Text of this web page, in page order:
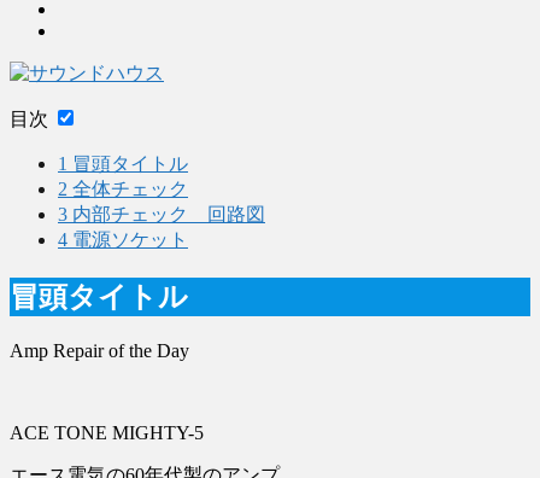
目次
1 冒頭タイトル
2 全体チェック
3 内部チェック 回路図
4 電源ソケット
冒頭タイトル
Amp Repair of the Day
ACE TONE MIGHTY-5